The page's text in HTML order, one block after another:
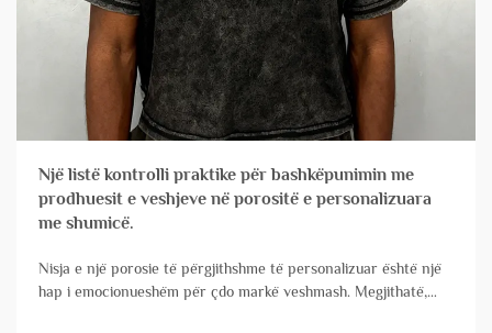
Një listë kontrolli praktike për bashkëpunimin me
prodhuesit e veshjeve në porositë e personalizuara
me shumicë.
Nisja e një porosie të përgjithshme të personalizuar është një
hap i emocionueshëm për çdo markë veshmash. Megjithatë,